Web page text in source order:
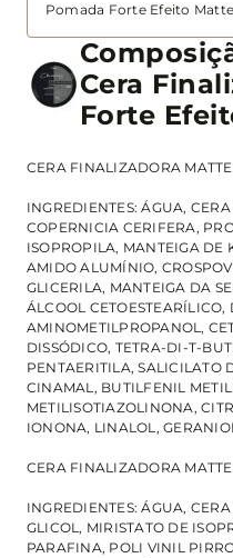
Pomada Forte Efeito Matte
Cera
Forte
CERA FINALIZADORA MATTE
INGREDIENTES: ÁGUA,
COPERNICIA CERIFERA,
ISOPROPILA, MANTEIGA DE
AMIDO ALUMÍNIO,
GLICERILA, MANTEIGA DA
ÁLCOOL CETOESTEARÍLICO,
AMINOMETILPROPANOL,
DISSÓDICO, TETRA-DI-T-
PENTAERITILA, SALICILATO
CINAMAL, BUTILFENIL
METILISOTIAZOLINONA,
IONONA, LINALOL,
CERA FINALIZADORA
INGREDIENTES: ÁGUA,
GLICOL, MIRISTATO DE
PARAFINA, POLI VINIL